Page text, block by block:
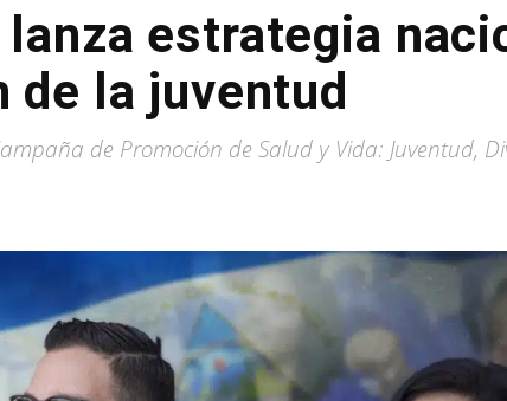
estrategia
de la juventud
de Promoción de Salud y Vida: Juventud,